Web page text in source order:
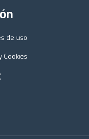
de uso
Cookies